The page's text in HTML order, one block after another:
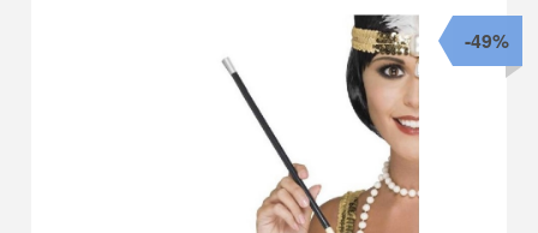
-49%